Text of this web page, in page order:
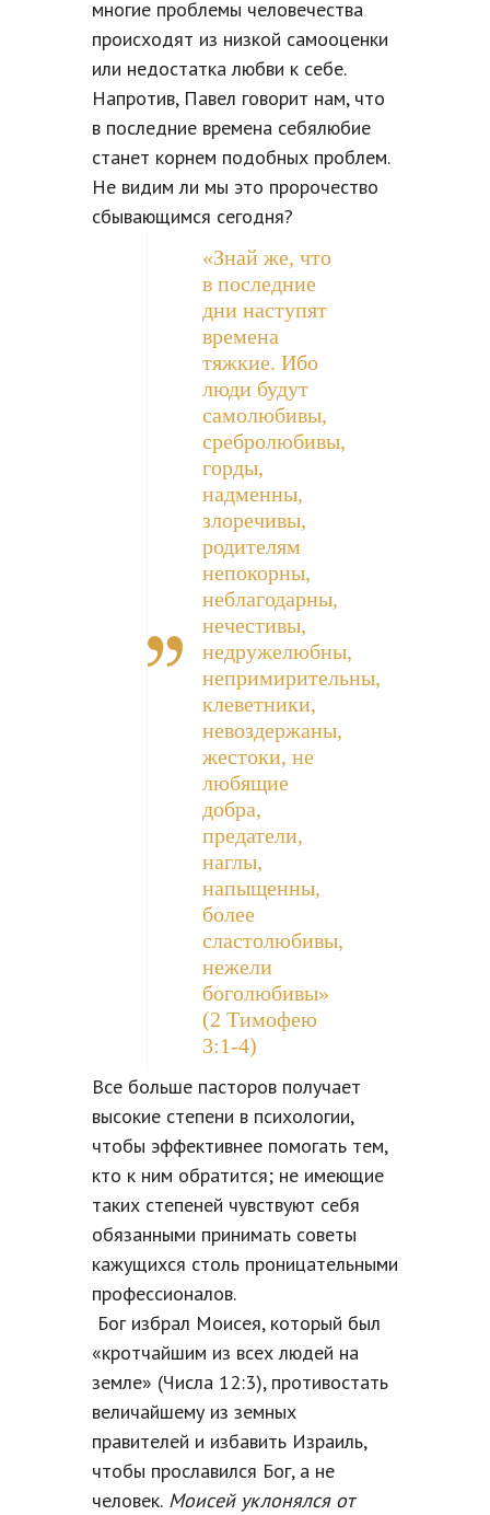
многие проблемы человечества
происходят из низкой самооценки
или недостатка любви к себе.
Напротив, Павел говорит нам, что
в последние времена себялюбие
станет корнем подобных проблем.
Не видим ли мы это пророчество
сбывающимся сегодня?
«Знай же, что
в последние
дни наступят
времена
тяжкие. Ибо
люди будут
самолюбивы,
сребролюбивы,
горды,
надменны,
злоречивы,
родителям
непокорны,
неблагодарны,
нечестивы,
недружелюбны,
непримирительны,
клеветники,
невоздержаны,
жестоки, не
любящие
добра,
предатели,
наглы,
напыщенны,
более
сластолюбивы,
нежели
боголюбивы»
(2 Тимофею
3:1-4)
Все больше пасторов получает
высокие степени в психологии,
чтобы эффективнее помогать тем,
кто к ним обратится; не имеющие
таких степеней чувствуют себя
обязанными принимать советы
кажущихся столь проницательными
профессионалов.
Бог избрал Моисея, который был
«кротчайшим из всех людей на
земле» (Числа 12:3), противостать
величайшему из земных
правителей и избавить Израиль,
чтобы прославился Бог, а не
человек. Моисей уклонялся от